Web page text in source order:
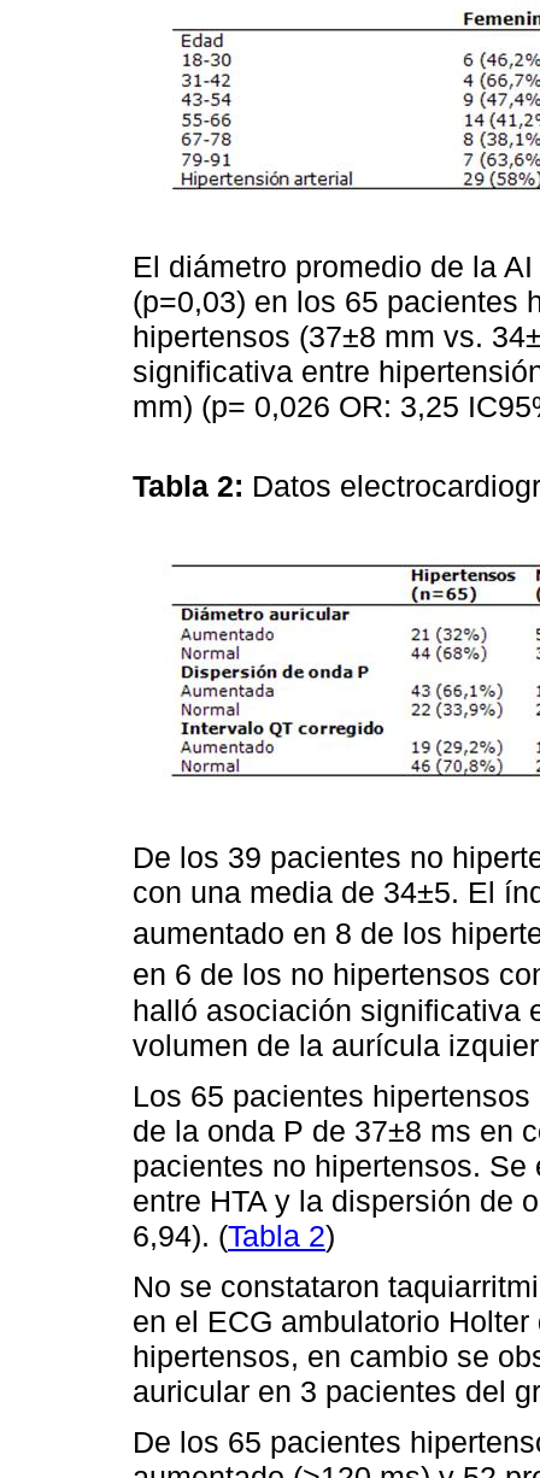
El diámetro promedio de la
(p=0,03) en los 65 pacientes
hipertensos (37±8 mm vs.
significativa entre
mm) (p= 0,026 OR: 3,25
Tabla 2: Datos
De los 39 pacientes no
con una media de 34±5. El
aumentado en 8 de los
en 6 de los no hipertensos
halló asociación significativa
volumen de la aurícula
Los 65 pacientes
de la onda P de 37±8 ms en
pacientes no hipertensos.
entre HTA y la dispersión de
6,94). (Tabla 2)
No se constataron
en el ECG ambulatorio
hipertensos, en cambio se
auricular en 3 pacientes del
De los 65 pacientes